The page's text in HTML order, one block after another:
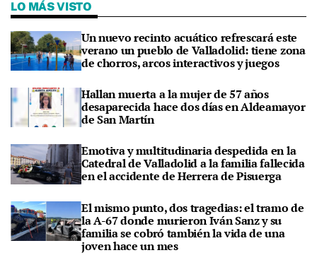
LO MÁS VISTO
Un nuevo recinto acuático refrescará este
verano un pueblo de Valladolid: tiene zona
de chorros, arcos interactivos y juegos
Hallan muerta a la mujer de 57 años
desaparecida hace dos días en Aldeamayor
de San Martín
Emotiva y multitudinaria despedida en la
Catedral de Valladolid a la familia fallecida
en el accidente de Herrera de Pisuerga
El mismo punto, dos tragedias: el tramo de
la A-67 donde murieron Iván Sanz y su
familia se cobró también la vida de una
joven hace un mes